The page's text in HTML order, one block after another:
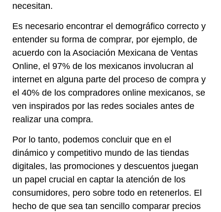
necesitan.
Es necesario encontrar el demográfico correcto y
entender su forma de comprar, por ejemplo, de
acuerdo con la Asociación Mexicana de Ventas
Online, el 97% de los mexicanos involucran al
internet en alguna parte del proceso de compra y
el 40% de los compradores online mexicanos, se
ven inspirados por las redes sociales antes de
realizar una compra.
Por lo tanto, podemos concluir que en el
dinámico y competitivo mundo de las tiendas
digitales, las promociones y descuentos juegan
un papel crucial en captar la atención de los
consumidores, pero sobre todo en retenerlos. El
hecho de que sea tan sencillo comparar precios